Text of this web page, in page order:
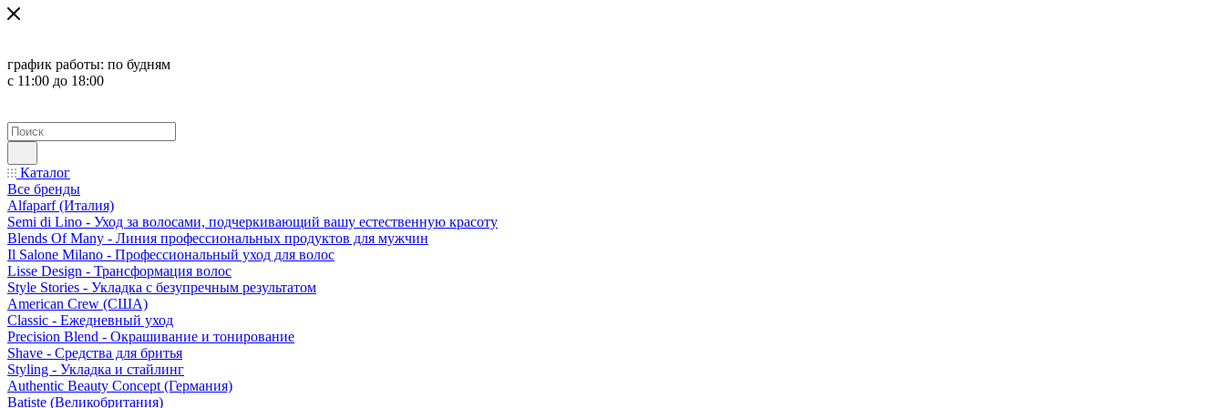
график работы: по будням
с 11:00 до 18:00
Каталог
Все бренды
Alfaparf (Италия)
Semi di Lino - Уход за волосами, подчеркивающий вашу естественную красоту
Blends Of Many - Линия профессиональных продуктов для мужчин
Il Salone Milano - Профессиональный уход для волос
Lisse Design - Трансформация волос
Style Stories - Укладка с безупречным результатом
American Crew (США)
Classic - Ежедневный уход
Precision Blend - Окрашивание и тонирование
Shave - Средства для бритья
Styling - Укладка и стайлинг
Authentic Beauty Concept (Германия)
Batiste (Великобритания)